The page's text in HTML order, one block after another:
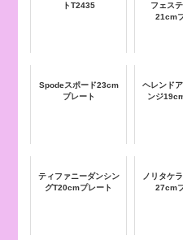
トT2435
フェス
21cm
Spodeスポード23cm
プレート
ヘレンド
ンジ
ティファニーダンシン
グT20cmプレート
ノリタケ
27cm